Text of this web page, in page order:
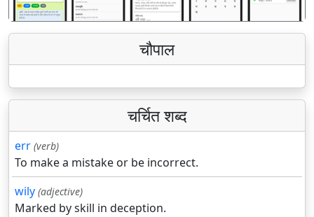
चौपाल
चर्चित शब्द
err (verb)
To make a mistake or be incorrect.
wily (adjective)
Marked by skill in deception.